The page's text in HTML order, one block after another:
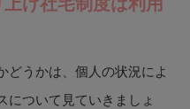
どうかは、個人の状況によ
について見ていきましょ